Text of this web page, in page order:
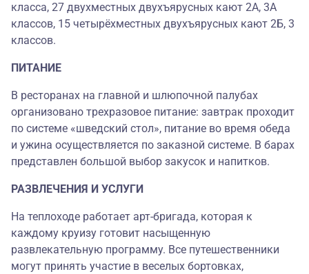
класса, 27 двухместных двухъярусных кают 2А, 3А
классов, 15 четырёхместных двухъярусных кают 2Б, 3
классов.
ПИТАНИЕ
В ресторанах на главной и шлюпочной палубах
организовано трехразовое питание: завтрак проходит
по системе «шведский стол», питание во время обеда
и ужина осуществляется по заказной системе. В барах
представлен большой выбор закусок и напитков.
РАЗВЛЕЧЕНИЯ И УСЛУГИ
На теплоходе работает арт-бригада, которая к
каждому круизу готовит насыщенную
развлекательную программу. Все путешественники
могут принять участие в веселых бортовках,